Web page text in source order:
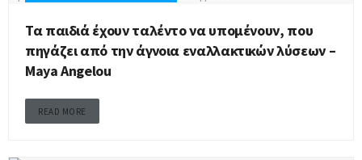
Τα παιδιά έχουν ταλέντο να υπομένουν, που
πηγάζει από την άγνοια εναλλακτικών λύσεων –
Maya Angelou
READ MORE